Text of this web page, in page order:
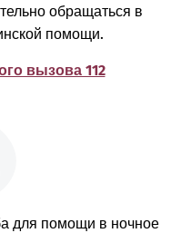
обращаться в
помощи.
вызова 112
для помощи в ночное